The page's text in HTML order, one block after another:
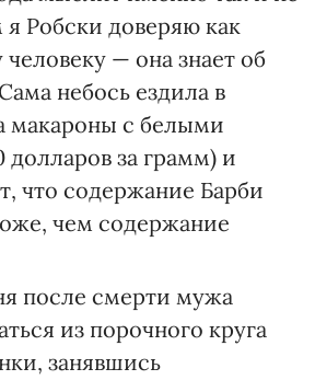
я Робски доверяю как
— она знает об
небось ездила в
макароны с белыми
за грамм) и
что содержание Барби
чем содержание
после смерти мужа
из порочного круга
занявшись